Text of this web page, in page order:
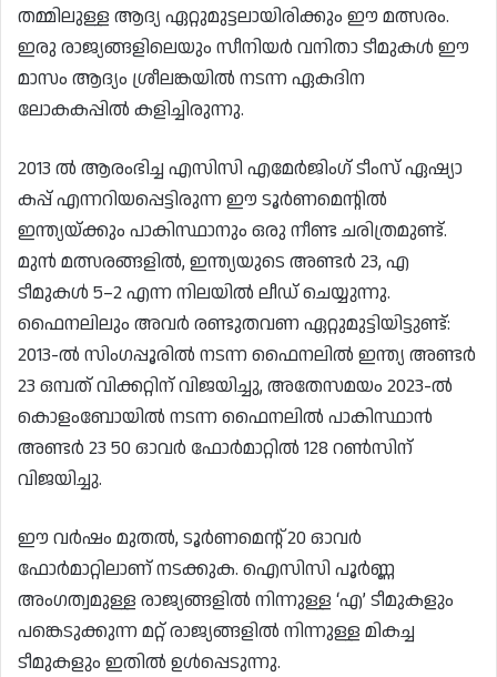
തമ്മിലുള്ള ആദ്യ ഏറ്റുമുട്ടലായിരിക്കും ഈ മത്സരം.
ഇരു രാജ്യങ്ങളിലെയും സീനിയർ വനിതാ ടീമുകൾ ഈ
മാസം ആദ്യം ശ്രീലങ്കയിൽ നടന്ന ഏകദിന
ലോകകപ്പിൽ കളിച്ചിരുന്നു.
2013 ൽ ആരംഭിച്ച എസിസി എമേർജിംഗ് ടീംസ് ഏഷ്യാ
കപ്പ് എന്നറിയപ്പെട്ടിരുന്ന ഈ ടൂർണമെന്റിൽ
ഇന്ത്യയ്ക്കും പാകിസ്ഥാനും ഒരു നീണ്ട ചരിത്രമുണ്ട്.
മുൻ മത്സരങ്ങളിൽ, ഇന്ത്യയുടെ അണ്ടർ 23, എ
ടീമുകൾ 5–2 എന്ന നിലയിൽ ലീഡ് ചെയ്യുന്നു.
ഫൈനലിലും അവർ രണ്ടുതവണ ഏറ്റുമുട്ടിയിട്ടുണ്ട്:
2013-ൽ സിംഗപ്പൂരിൽ നടന്ന ഫൈനലിൽ ഇന്ത്യ അണ്ടർ
23 ഒമ്പത് വിക്കറ്റിന് വിജയിച്ചു, അതേസമയം 2023-ൽ
കൊളംബോയിൽ നടന്ന ഫൈനലിൽ പാകിസ്ഥാൻ
അണ്ടർ 23 50 ഓവർ ഫോർമാറ്റിൽ 128 റൺസിന്
വിജയിച്ചു.
ഈ വർഷം മുതൽ, ടൂർണമെന്റ് 20 ഓവർ
ഫോർമാറ്റിലാണ് നടക്കുക. ഐസിസി പൂർണ്ണ
അംഗത്വമുള്ള രാജ്യങ്ങളിൽ നിന്നുള്ള ‘എ’ ടീമുകളും
പങ്കെടുക്കുന്ന മറ്റ് രാജ്യങ്ങളിൽ നിന്നുള്ള മികച്ച
ടീമുകളും ഇതിൽ ഉൾപ്പെടുന്നു.